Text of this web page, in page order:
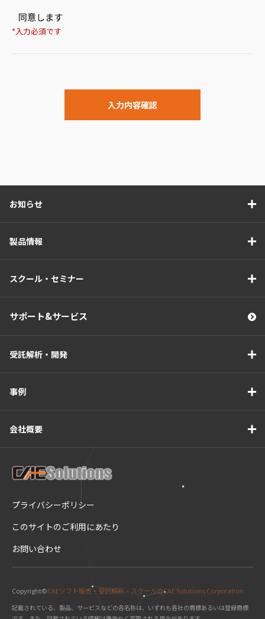
同意します
*入力必須です
入力内容確認
お知らせ
製品情報
スクール・セミナー
サポート&サービス
受託解析・開発
事例
会社概要
プライバシーポリシー
このサイトのご利用にあたり
お問い合わせ
Copyright©CAEソフト販売・受託解析・スクールのCAE Solutions Corporation
記載されている、製品、サービスなどの各名称は、いずれも各社の商標あるいは登録商標